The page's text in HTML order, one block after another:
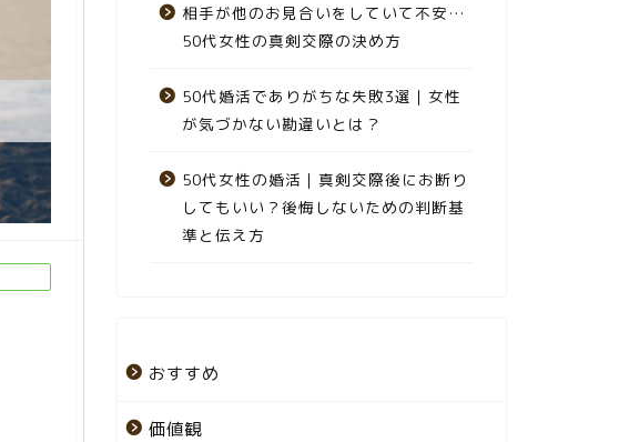
相手が他のお見合いをしていて不安…
50代女性の真剣交際の決め方
50代婚活でありがちな失敗3選｜女性
が気づかない勘違いとは？
50代女性の婚活｜真剣交際後にお断り
してもいい？後悔しないための判断基
準と伝え方
おすすめ
価値観